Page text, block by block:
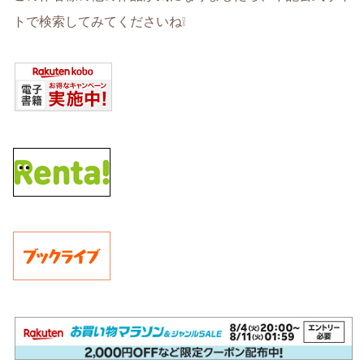
トで検索してみてくださいね❕